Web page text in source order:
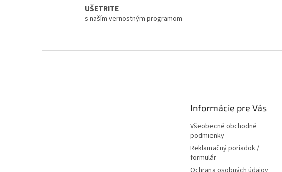
UŠETRITE
s naším vernostným programom
Informácie pre Vás
Všeobecné obchodné
podmienky
Reklamačný poriadok /
formulár